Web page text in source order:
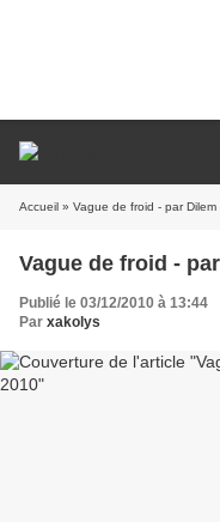
Accueil » Vague de froid - par
Vague de froid -
Publié le 03/12/2010 à 13:44
Par xakolys